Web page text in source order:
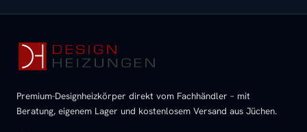
Premium-Designheizkörper direkt vom Fachhändler – mit
Beratung, eigenem Lager und kostenlosem Versand aus Jüchen.